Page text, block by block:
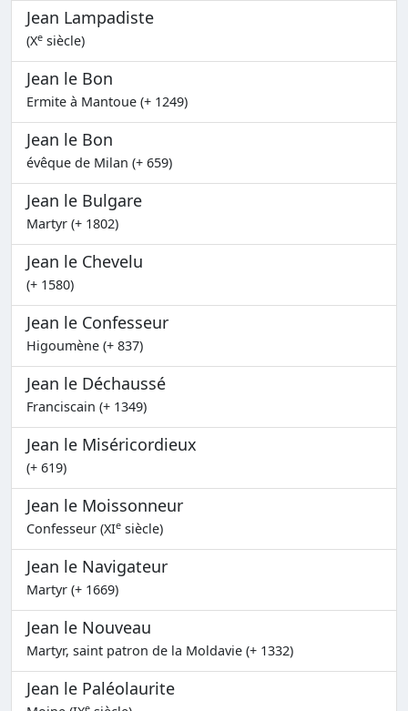
Jean Lampadiste
(Xe siècle)
Jean le Bon
Ermite à Mantoue (+ 1249)
Jean le Bon
évêque de Milan (+ 659)
Jean le Bulgare
Martyr (+ 1802)
Jean le Chevelu
(+ 1580)
Jean le Confesseur
Higoumène (+ 837)
Jean le Déchaussé
Franciscain (+ 1349)
Jean le Miséricordieux
(+ 619)
Jean le Moissonneur
Confesseur (XIe siècle)
Jean le Navigateur
Martyr (+ 1669)
Jean le Nouveau
Martyr, saint patron de la Moldavie (+ 1332)
Jean le Paléolaurite
e